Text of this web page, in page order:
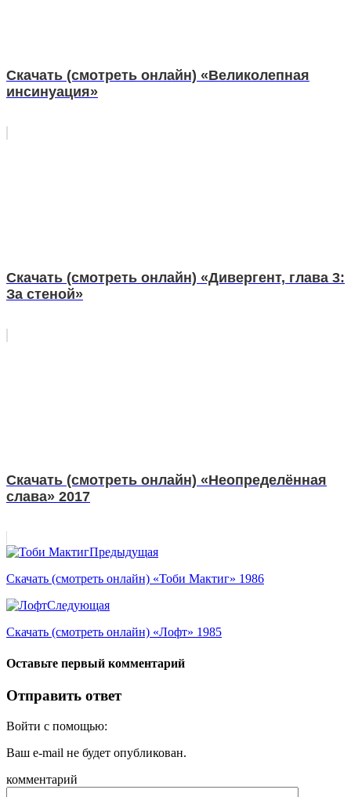
Скачать (смотреть онлайн) «Великолепная
инсинуация»
Скачать (смотреть онлайн) «Дивергент, глава 3:
За стеной»
Скачать (смотреть онлайн) «Неопределённая
слава» 2017
Предыдущая
Скачать (смотреть онлайн) «Тоби Мактиг» 1986
Следующая
Скачать (смотреть онлайн) «Лофт» 1985
Оставьте первый комментарий
Отправить ответ
Войти с помощью:
Ваш e-mail не будет опубликован.
комментарий